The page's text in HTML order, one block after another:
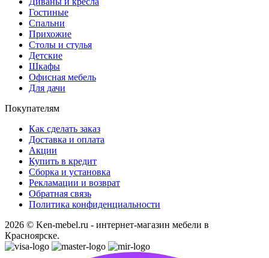
Гостиные
Спальни
Прихожие
Столы и стулья
Детские
Шкафы
Офисная мебель
Для дачи
Покупателям
Как сделать заказ
Доставка и оплата
Акции
Купить в кредит
Сборка и установка
Рекламации и возврат
Обратная связь
Политика конфиденциальности
2026 © Ken-mebel.ru - интернет-магазин мебели в
Красноярске.